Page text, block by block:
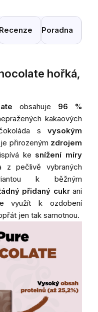
Recenze Poradna
hořká,
obsahuje 96 %
kakaových
s vysokým
přirozeným zdrojem
ke snížení míry
z pečlivě vybraných
k běžným
přidaný cukrani
využít k ozdobení
jen tak samotnou.